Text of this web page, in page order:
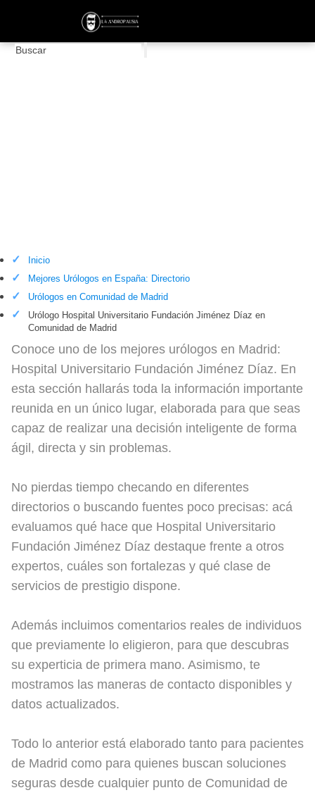
Urólogo Hospital Universitario Fundación
Inicio
Mejores Urólogos en España: Directorio
Urólogos en Comunidad de Madrid
Urólogo Hospital Universitario Fundación Jiménez Díaz en
Comunidad de Madrid
Conoce uno de los mejores urólogos en Madrid:
Hospital Universitario Fundación Jiménez Díaz. En
esta sección hallarás toda la información importante
reunida en un único lugar, elaborada para que seas
capaz de realizar una decisión inteligente de forma
ágil, directa y sin problemas.
No pierdas tiempo checando en diferentes
directorios o buscando fuentes poco precisas: acá
evaluamos qué hace que Hospital Universitario
Fundación Jiménez Díaz destaque frente a otros
expertos, cuáles son fortalezas y qué clase de
servicios de prestigio dispone.
Además incluimos comentarios reales de individuos
que previamente lo eligieron, para que descubras
su experticia de primera mano. Asimismo, te
mostramos las maneras de contacto disponibles y
datos actualizados.
Todo lo anterior está elaborado tanto para pacientes
de Madrid como para quienes buscan soluciones
seguras desde cualquier punto de Comunidad de